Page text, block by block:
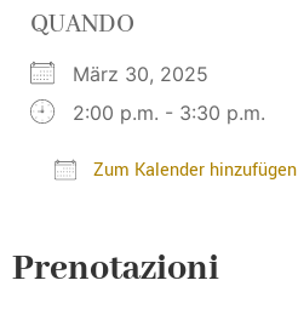
QUANDO
März 30, 2025
2:00 p.m. - 3:30 p.m.
Zum Kalender hinzufügen
Prenotazioni